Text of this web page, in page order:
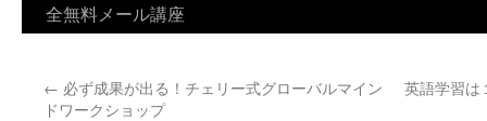
キ
プ
全無料メール講座
← 必ず成果が出る！チェリー式グローバルマイン
ドワークショップ
英語学習は